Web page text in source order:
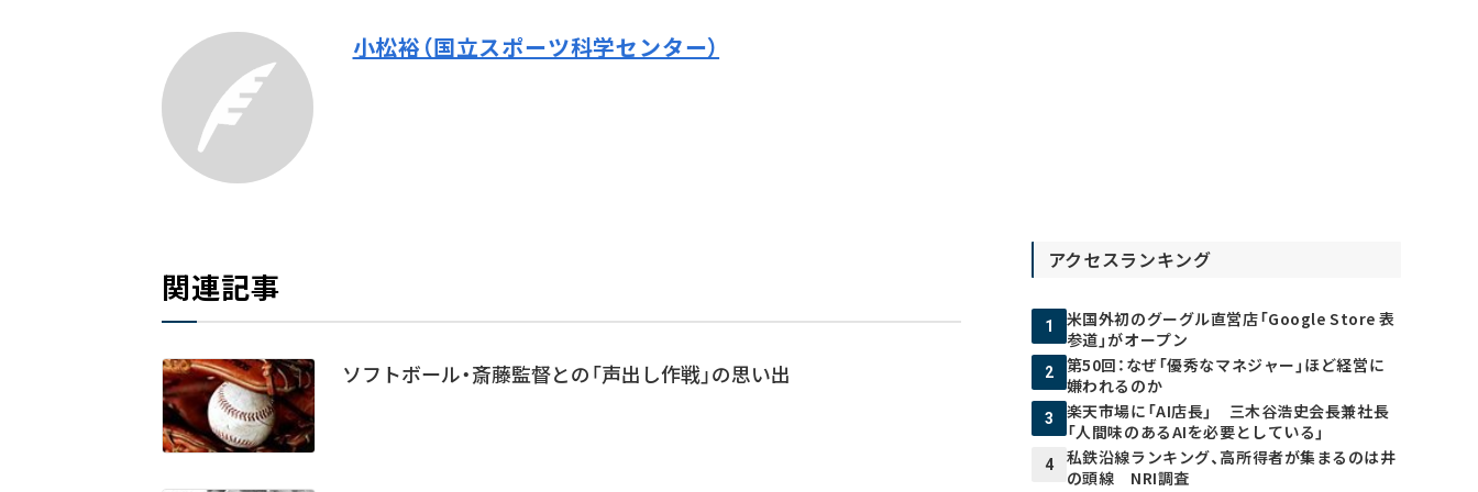
小松裕（国立スポーツ科学センター）
関連記事
ソフトボール・斎藤監督との「声出し作戦」の思い出
アクセスランキング
1
米国外初のグーグル直営店「Google Store 表
参道」がオープン
2
第50回：なぜ「優秀なマネジャー」ほど経営に
嫌われるのか
3
楽天市場に「AI店長」 三木谷浩史会長兼社長
「人間味のあるAIを必要としている」
4
私鉄沿線ランキング、高所得者が集まるのは井
の頭線 NRI調査